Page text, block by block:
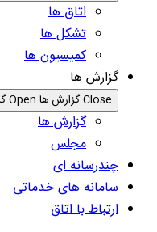
اتاق ها
تشکل ها
کمیسیون ها
گزارش ها
Close گزارش ها Open گزارش ها
گزارش ها
مجلس
چندرسانه ای
سامانه های خدماتی
ارتباط با اتاق